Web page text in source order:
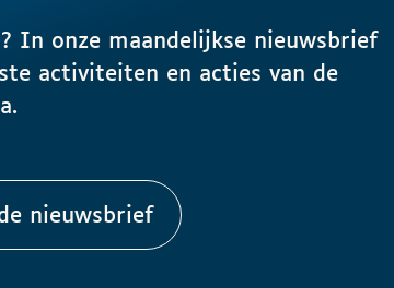
In onze maandelijkse nieuwsbrief
activiteiten en acties van de
nieuwsbrief